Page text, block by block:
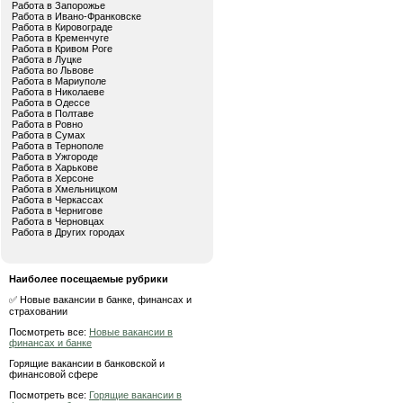
Работа в Запорожье
Работа в Ивано-Франковске
Работа в Кировограде
Работа в Кременчуге
Работа в Кривом Роге
Работа в Луцке
Работа во Львове
Работа в Мариуполе
Работа в Николаеве
Работа в Одессе
Работа в Полтаве
Работа в Ровно
Работа в Сумах
Работа в Тернополе
Работа в Ужгороде
Работа в Харькове
Работа в Херсоне
Работа в Хмельницком
Работа в Черкассах
Работа в Чернигове
Работа в Черновцах
Работа в Других городах
Наиболее посещаемые рубрики
✅ Новые вакансии в банке, финансах и
страховании
Посмотреть все: Новые вакансии в
финансах и банке
Горящие вакансии в банковской и
финансовой сфере
Посмотреть все: Горящие вакансии в